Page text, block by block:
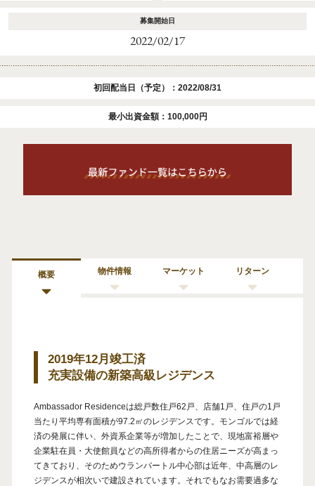
募集開始日
2022/02/17
初回配当日（予定）：2022/08/31
最小出資金額：100,000円
概要 物件情報 マーケット リターン
2019年12月竣工済
充実設備の新築高級レジデンス
Ambassador Residenceは総戸数住戸62戸、店舗1戸、住戸の1戸
当たり平均専有面積が97.2㎡のレジデンスです。モンゴルでは経
済の発展に伴い、外資系企業等が増加したことで、現地富裕層や
企業駐在員・大使館員などの高所得者からの住居ニーズが高まっ
てきており、そのためウランバートル中心部は近年、中高層のレ
ジデンスが相次いで建設されています。それでもなお需要過多な